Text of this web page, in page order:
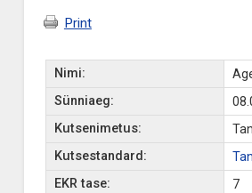
Print
Nimi:
Sünniaeg:
Kutsenimetus:
Kutsestandard:
EKR tase:
7